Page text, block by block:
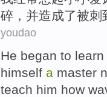
碎 ， 并造成了被刺
youdao
He began to learn
himself a master
teach him how